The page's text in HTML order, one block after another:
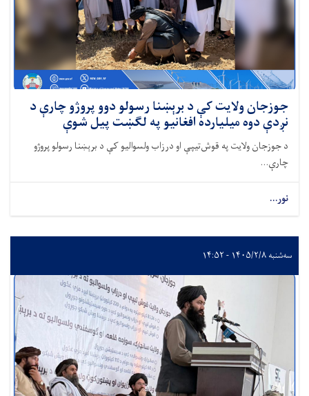
جوزجان ولایت کې د برېښنا رسولو دوو پروژو چارې د
نږدې دوه میلیارده افغانیو په لګښت پیل شوې
د جوزجان ولایت په قوش‌تیپې او درزاب ولسوالیو کې د برېښنا رسولو پروژو
چارې...
نور...
سه‌شنبه ۱۴۰۵/۲/۸ - ۱۴:۵۲